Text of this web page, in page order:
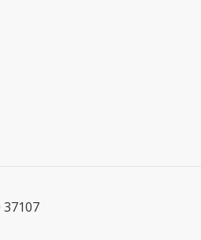
37107